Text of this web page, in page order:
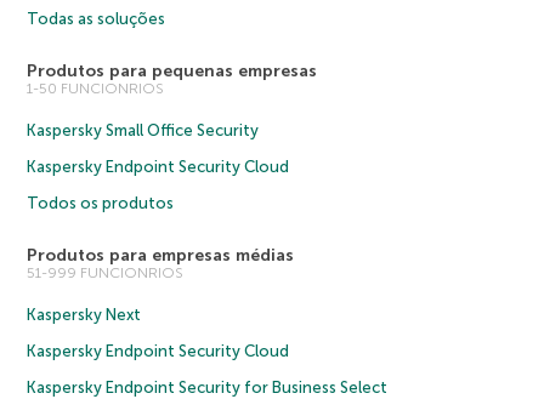
Todas as soluções
Produtos para pequenas empresas
1-50 FUNCIONRIOS
Kaspersky Small Office Security
Kaspersky Endpoint Security Cloud
Todos os produtos
Produtos para empresas médias
51-999 FUNCIONRIOS
Kaspersky Next
Kaspersky Endpoint Security Cloud
Kaspersky Endpoint Security for Business Select